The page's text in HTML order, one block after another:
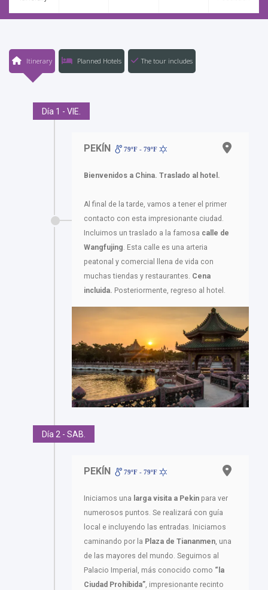
Itinerary Planned Hotels The tour includes
Día 1 - VIE.
PEKÍN 79ºF - 79ºF
Bienvenidos a China. Traslado al hotel.
Al final de la tarde, vamos a tener el primer
contacto con esta impresionante ciudad.
Incluimos un traslado a la famosa calle de
Wangfujing. Esta calle es una arteria
peatonal y comercial llena de vida con
muchas tiendas y restaurantes. Cena
incluida. Posteriormente, regreso al hotel.
Día 2 - SAB.
PEKÍN 79ºF - 79ºF
Iniciamos una larga visita a Pekin para ver
numerosos puntos. Se realizará con guía
local e incluyendo las entradas. Iniciamos
caminando por la Plaza de Tiananmen, una
de las mayores del mundo. Seguimos al
Palacio Imperial, más conocido como “la
Ciudad Prohibida”, impresionante recinto